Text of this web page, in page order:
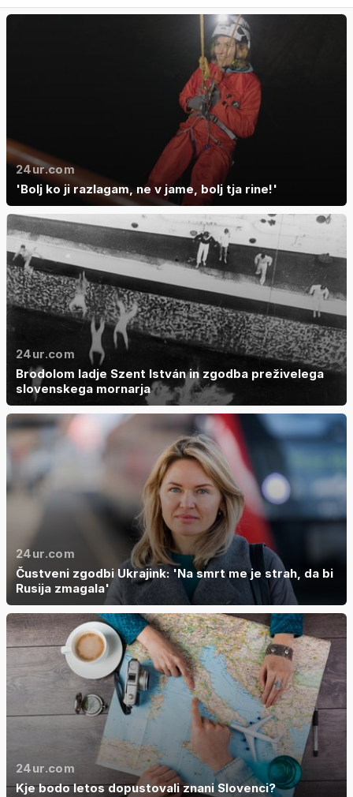
24ur.com
'Bolj ko ji razlagam, ne v jame, bolj tja rine!'
24ur.com
Brodolom ladje Szent István in zgodba preživelega
slovenskega mornarja
24ur.com
Čustveni zgodbi Ukrajink: 'Na smrt me je strah, da bi
Rusija zmagala'
24ur.com
Kje bodo letos dopustovali znani Slovenci?